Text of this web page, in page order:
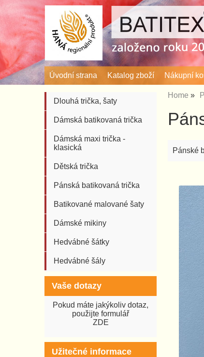
Úvodní strana Katalog zboží Nákupní
Home
Pánské
Dlouhá trička, šaty
Dámská batikovaná trička
Dámská maxi trička -
klasická
Dětská trička
Pánská batikovaná trička
Batikované malované šaty
Dámské mikiny
Hedvábné šátky
Hedvábné šály
Vaše dotazy
Pokud máte jakýkoliv dotaz,
použijte formulář
ZDE
Užitečné informace